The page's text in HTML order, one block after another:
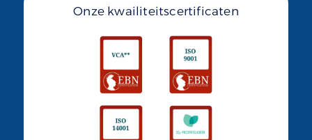
Onze kwailiteitscertificaten